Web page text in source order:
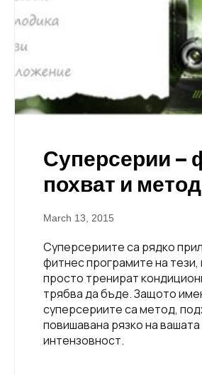
Суперсерии –
похват и
March 13, 2015
Суперсериите са рядко
фитнес програмите на тези,
просто тренират
трябва да бъде. Защото
суперсериите са метод,
повишавана рязко на вашата
интензовност.